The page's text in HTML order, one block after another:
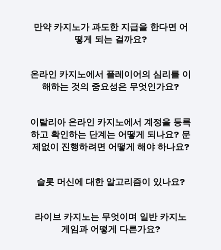
만약 카지노가 과도한 지급을 한다면 어
떻게 되는 걸까요?
온라인 카지노에서 플레이어의 심리를 이
해하는 것의 중요성은 무엇인가요?
이탈리아 온라인 카지노에서 계정을 등록
하고 확인하는 단계는 어떻게 되나요? 문
제없이 진행하려면 어떻게 해야 하나요?
슬롯 머신에 대한 알고리즘이 있나요?
라이브 카지노는 무엇이며 일반 카지노
게임과 어떻게 다른가요?